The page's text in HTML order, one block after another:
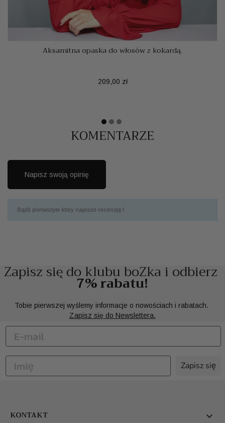
Aksamitna opaska do włosów z kokardą.
Cena
209,00 zł
KOMENTARZE
Napisz swoją opinię
Bądź pierwszym który napisze recenzję !
Zapisz się do klubu boZka i odbierz
7% rabatu!
Tobie pierwszej wyślemy informacje o nowościach i rabatach.
Zapisz się do Newslettera.
Zapisz się
KONTAKT 